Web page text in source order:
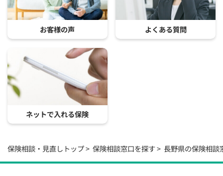
お客様の声 よくある質問
ネットで入れる保険
保険相談・見直しトップ 保険相談窓口を探す 長野県の保険相談